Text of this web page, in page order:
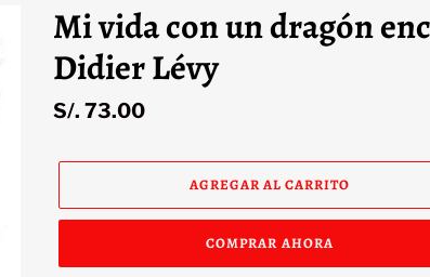
Mi vida con un dragón
Didier Lévy
Precio
S/. 73.00
AGREGAR AL CARRITO
COMPRAR AHORA